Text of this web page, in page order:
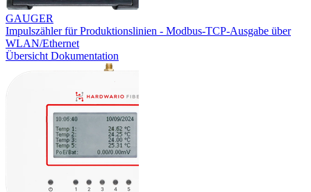
GAUGER
Impulszähler für Produktionslinien - Modbus-TCP-Ausgabe über
WLAN/Ethernet
Übersicht Dokumentation